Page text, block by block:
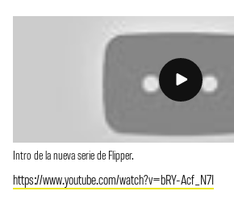
Intro de la nueva serie de Flipper.
https://www.youtube.com/watch?v=bRY-Acf_N7I